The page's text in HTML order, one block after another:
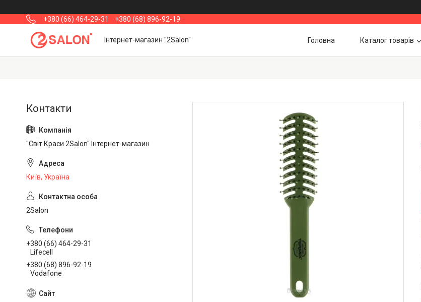
+380 (66) 464-29-31 +380 (68) 896-92-19
Інтернет-магазин "2Salon" Головна Каталог товарів
"Світ Краси 2Salon" Інтернет-магазин
Київ, Україна
2Salon
+380 (66) 464-29-31
Lifecell
+380 (68) 896-92-19
Vodafone